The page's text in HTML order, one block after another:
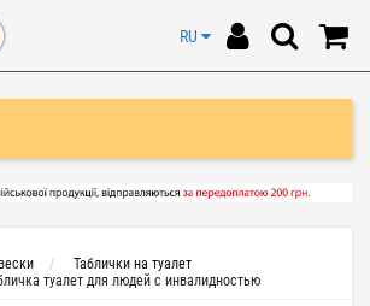
RU
Таблички на туалет
туалет для людей с инвалидностью